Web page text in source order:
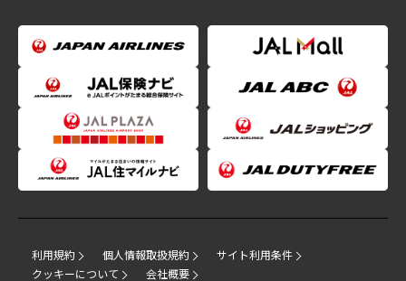
利用規約 個人情報取扱規約
サイト利用条件
クッキーについて
会社概要